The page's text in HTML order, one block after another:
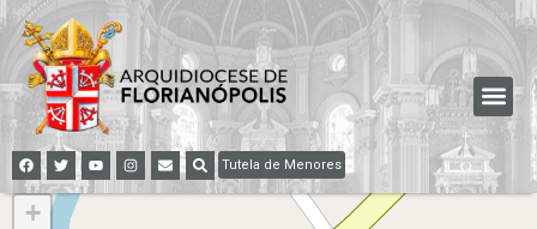
Tutela de Menores
+